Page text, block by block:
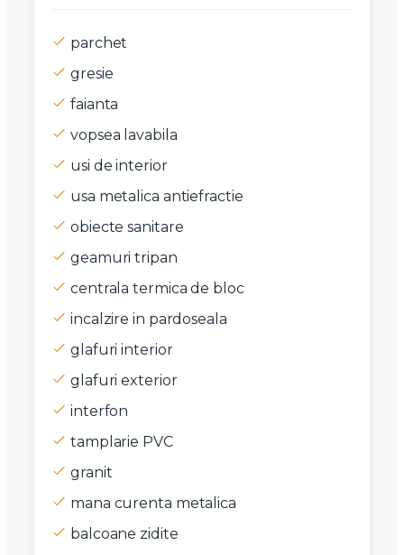
parchet
gresie
faianta
vopsea lavabila
usi de interior
usa metalica antiefractie
obiecte sanitare
geamuri tripan
centrala termica de bloc
incalzire in pardoseala
glafuri interior
glafuri exterior
interfon
tamplarie PVC
granit
mana curenta metalica
balcoane zidite